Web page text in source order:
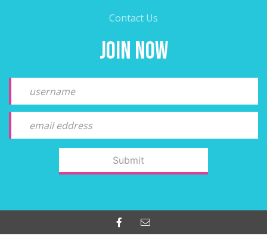
Contact Us
Join Now